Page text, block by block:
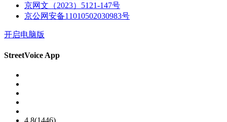
京网文（2023）5121-147号
京公网安备11010502030983号
开启电脑版
StreetVoice App